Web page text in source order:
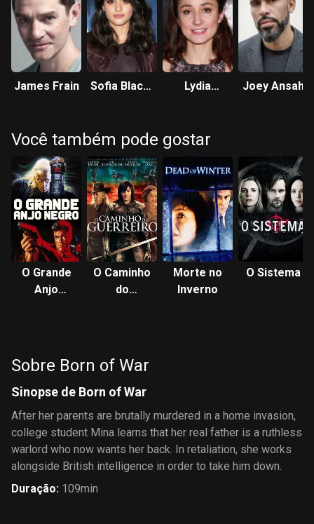
James Frain
Sofia Black-
Lydia
Joey Ansah
Você também pode gostar
O Grande
Anjo
O Caminho
do
Morte no
Inverno
O Sistema
Sobre Born of War
Sinopse de Born of War
After her parents are brutally murdered in a home invasion,
college student Mina learns that her real father is a ruthless
warlord who now wants her back. In retaliation, she works
alongside British intelligence in order to take him down.
Duração: 109min